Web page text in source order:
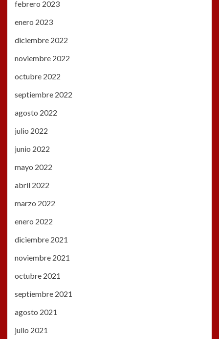
febrero 2023
enero 2023
diciembre 2022
noviembre 2022
octubre 2022
septiembre 2022
agosto 2022
julio 2022
junio 2022
mayo 2022
abril 2022
marzo 2022
enero 2022
diciembre 2021
noviembre 2021
octubre 2021
septiembre 2021
agosto 2021
julio 2021